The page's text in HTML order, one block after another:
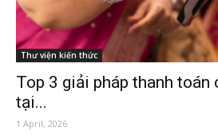
Thư viện kiến thức
Top 3 giải pháp thanh toán
tại...
1 April, 2026